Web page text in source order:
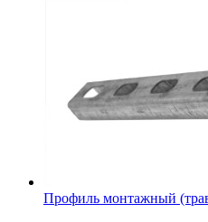
Профиль монтажный